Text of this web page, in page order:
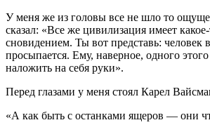
У меня же из головы все не шло то
сказал: «Все же цивилизация имеет
сновидением. Ты вот представь: человек
просыпается. Ему, наверное, одного
наложить на себя руки».
Перед глазами у меня стоял Карел
«А как быть с останками ящеров — они